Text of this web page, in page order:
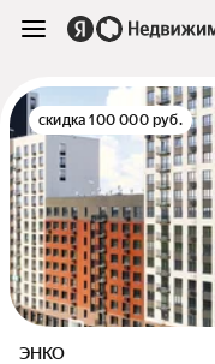
скидка 100 000 руб.
ЭНКО